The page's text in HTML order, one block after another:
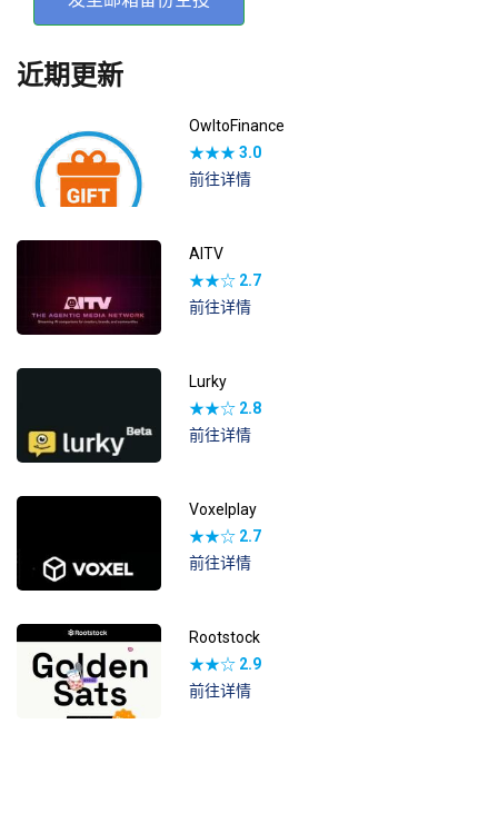
近期更新
OwltoFinance
★★★3.0
前往详情
AITV
★★☆ 2.7
前往详情
Lurky
★★☆ 2.8
前往详情
Voxelplay
★★☆ 2.7
前往详情
Rootstock
★★☆ 2.9
前往详情